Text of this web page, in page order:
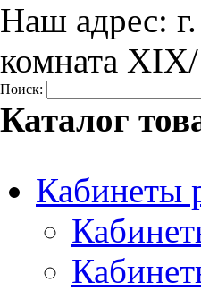
Наш адрес:
комната
Поиск:
Каталог
Кабинеты